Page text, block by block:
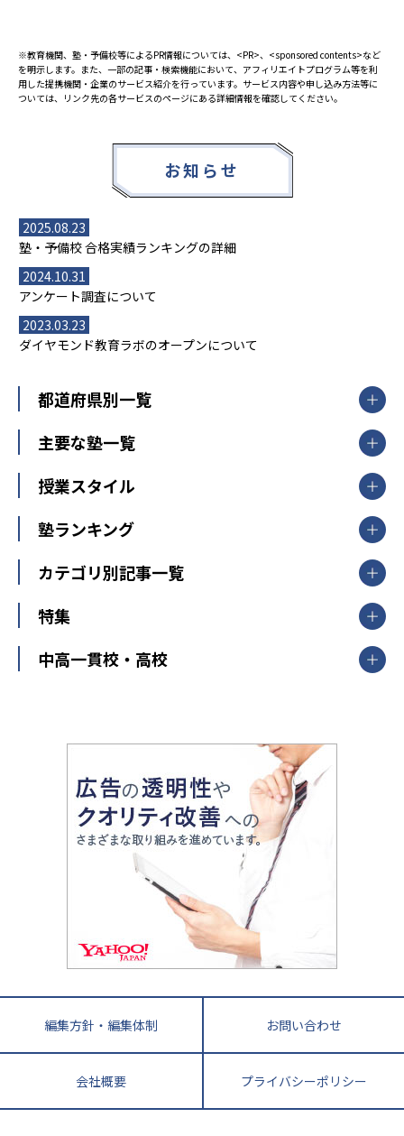
※教育機関、塾・予備校等によるPR情報については、<PR>、<sponsored contents>など
を明示します。また、一部の記事・検索機能において、アフィリエイトプログラム等を利
用した提携機関・企業のサービス紹介を行っています。サービス内容や申し込み方法等に
ついては、リンク先の各サービスのページにある詳細情報を確認してください。
お知らせ
2025.08.23
塾・予備校 合格実績ランキングの詳細
2024.10.31
アンケート調査について
2023.03.23
ダイヤモンド教育ラボのオープンについて
都道府県別一覧
北海道・東北
山形県
福島県
関東
東京都
神奈川県
茨城県
栃木県
群馬県
新潟県
中部
愛知県
静岡県
長野県
大阪府
兵庫県 京都府 奈良県
和歌山県
鳥取県
島根県 岡山県 広島県
香川県
高知県
長崎県 熊本県
鹿児島県 沖縄県
主要な塾一覧
【掲載塾一覧を見る】
東京個別指導学院
明光義塾
個別教室のトライ
武田塾
授業スタイル
個別指導
オンライン指導
塾ランキング
中学受験ランキング
カテゴリ別記事一覧
中学受験
大学受験
教育全般
大学受験塾の選び方
中学受験に熱心な市区町村ランキング
小学校受験
家庭教師
特集
開成番長直伝！子どもの受験を成功させる方法
運動と遊びを考える
情報Ⅰ、数学が苦手な人注目！最短距離の学力
アップ法
悩み多き「大学受験」相談室
英語・英会話・英検対策
小学校教師が解説！中学受験のリアル
教育ジャーナリストが徹底解説！ 大学受験の羅
中高一貫校・高校
大学入試改革
ママテクエグザム
進化する中高一貫校・高校
編集方針・編集体制 お問い合わせ
会社概要 プライバシーポリシー